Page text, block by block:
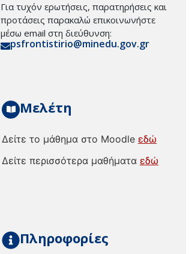
Για τυχόν ερωτήσεις, παρατηρήσεις και
προτάσεις παρακαλώ επικοινωνήστε
μέσω email στη διεύθυνση:
psfrontistirio@minedu.gov.gr
Μελέτη
Δείτε το μάθημα στο Moodle εδώ
Δείτε περισσότερα μαθήματα εδώ
Πληροφορίες